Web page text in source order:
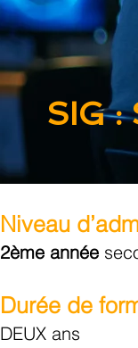
SIG :
Niveau
2ème année
Durée de
DEUX ans